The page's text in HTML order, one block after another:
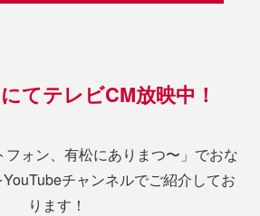
てテレビCM放映中！
フォン、有松にありまつ〜」でおな
チャンネルでご紹介してお
ります！